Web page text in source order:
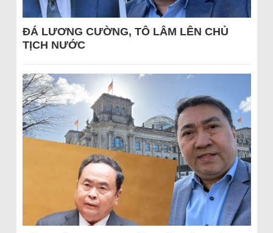
ĐÁ LƯƠNG CƯỜNG, TÔ LÂM LÊN CHỦ
TỊCH NƯỚC